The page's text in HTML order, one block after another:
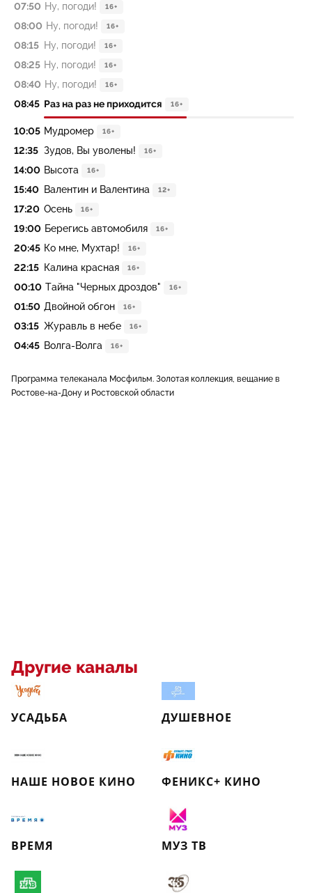
07:50 Ну, погоди! 16+
08:00 Ну, погоди! 16+
08:15 Ну, погоди! 16+
08:25 Ну, погоди! 16+
08:40 Ну, погоди! 16+
08:45 Раз на раз не приходится 16+
10:05 Мудромер 16+
12:35 Зудов, Вы уволены! 16+
14:00 Высота 16+
15:40 Валентин и Валентина 12+
17:20 Осень 16+
19:00 Берегись автомобиля 16+
20:45 Ко мне, Мухтар! 16+
22:15 Калина красная 16+
00:10 Тайна "Черных дроздов" 16+
01:50 Двойной обгон 16+
03:15 Журавль в небе 16+
04:45 Волга-Волга 16+
Программа телеканала Мосфильм. Золотая коллекция, вещание в
Ростове-на-Дону и Ростовской области
Другие каналы
УСАДЬБА ДУШЕВНОЕ
НАШЕ НОВОЕ КИНО ФЕНИКС+ КИНО
ВРЕМЯ МУЗ ТВ